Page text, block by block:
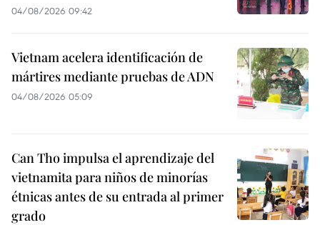
04/08/2026 09:42
Vietnam acelera identificación de
mártires mediante pruebas de ADN
04/08/2026 05:09
Can Tho impulsa el aprendizaje del
vietnamita para niños de minorías
étnicas antes de su entrada al primer
grado